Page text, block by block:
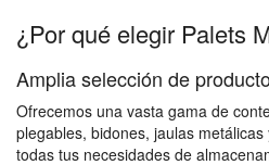
¿Por qué elegir Palets
Amplia selección de
Ofrecemos una vasta gama de
plegables, bidones, jaulas
todas tus necesidades de